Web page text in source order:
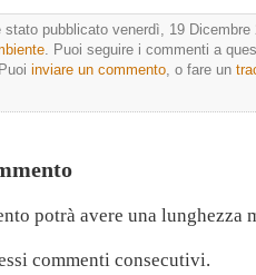
pubblicato venerdì, 19 Dicembre
. Puoi seguire i commenti a
inviare un commento, o fare un
potrà avere una lunghezza
commenti consecutivi.